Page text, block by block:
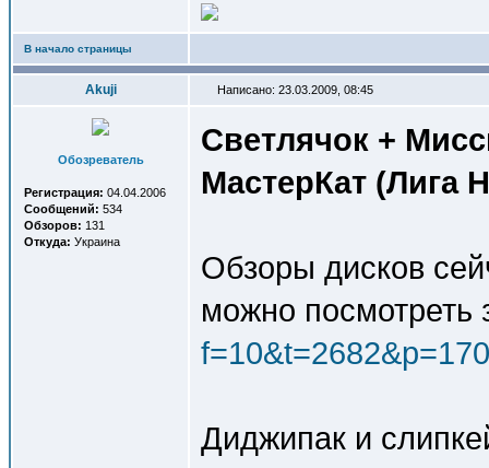
В начало страницы
Akuji Написано: 23.03.2009, 08:45
Обозреватель
Регистрация: 04.04.2006
Сообщений: 534
Обзоров: 131
Откуда: Украина
Светлячок +
МастерКат (Лига
Обзоры дисков
можно посмотреть
Диджипак и